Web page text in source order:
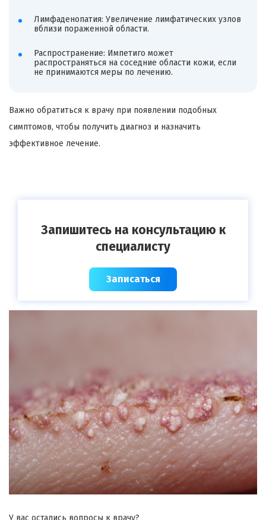
Лимфаденопатия: Увеличение лимфатических узлов
вблизи пораженной области.
Распространение: Импетиго может
распространяться на соседние области кожи, если
не принимаются меры по лечению.
Важно обратиться к врачу при появлении подобных
симптомов, чтобы получить диагноз и назначить
эффективное лечение.
Запишитесь на консультацию к
специалисту
Записаться